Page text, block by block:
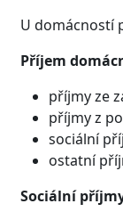
U domácností
Příjem
příjmy ze
příjmy z
sociální
ostatní
Sociální